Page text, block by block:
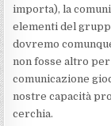
importa), la
elementi del
dovremo
non fosse altro
comunicazione
nostre capacità
cerchia.